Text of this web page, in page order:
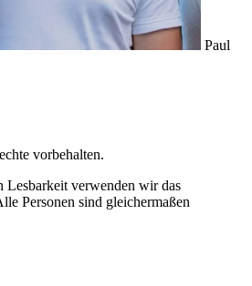
Paul
vorbehalten.
Lesbarkeit verwenden wir das
Personen sind gleichermaßen